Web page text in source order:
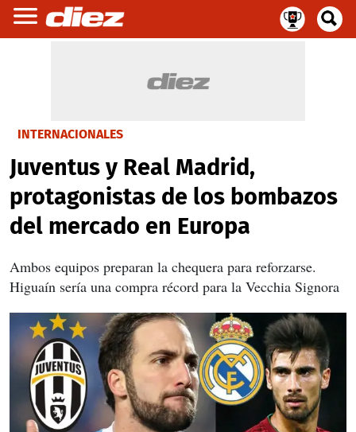
INTERNACIONALES
Juventus y Real Madrid,
protagonistas de los bombazos
del mercado en Europa
Ambos equipos preparan la chequera para reforzarse.
Higuaín sería una compra récord para la Vecchia Signora